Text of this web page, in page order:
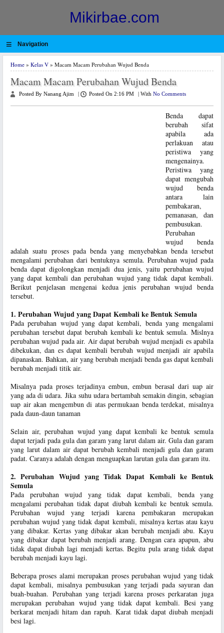
Mikirbae.com
≡ Navigation
Home » Kelas V » Macam Macam Perubahan Wujud Benda
Macam Macam Perubahan Wujud Benda
Posted By Nanang Ajim Posted On 2:16 PM With No Comments
Benda dapat
berubah sifat
apabila ada
perlakuan atau
peristiwa yang
mengenainya.
Peristiwa yang
dapat mengubah
wujud benda
antara lain
pembakaran,
pemanasan, dan
pembusukan.
Perubahan
wujud benda
adalah suatu proses pada benda yang menyebabkan benda tersebut
mengalami perubahan dari bentuknya semula. Perubahan wujud pada
benda dapat digolongkan menjadi dua jenis, yaitu perubahan wujud
yang dapat kembali dan perubahan wujud yang tidak dapat kembali.
Berikut penjelasan mengenai kedua jenis perubahan wujud benda
tersebut.
1. Perubahan Wujud yang Dapat Kembali ke Bentuk Semula
Pada perubahan wujud yang dapat kembali, benda yang mengalami
perubahan tersebut dapat berubah kembali ke bentuk semula. Mislnya
perubahan wujud pada air. Air dapat berubah wujud menjadi es apabila
dibekukan, dan es dapat kembali berubah wujud menjadi air apabila
dipanaskan. Bahkan, air yang berubah menjadi benda gas dapat kembali
berubah menjadi titik air.
Misalnya pada proses terjadinya embun, embun berasal dari uap air
yang ada di udara. Jika suhu udara bertambah semakin dingin, sebagian
uap air akan mengembun di atas permukaan benda terdekat, misalnya
pada daun-daun tanaman
Selain air, perubahan wujud yang dapat kembali ke bentuk semula
dapat terjadi pada gula dan garam yang larut dalam air. Gula dan garam
yang larut dalam air dapat berubah kembali menjadi gula dan garam
padat. Caranya adalah dengan menguapkan larutan gula dan garam itu.
2. Perubahan Wujud yang Tidak Dapat Kembali ke Bentuk
Semula
Pada perubahan wujud yang tidak dapat kembali, benda yang
mengalami perubahan tidak dapat diubah kembali ke bentuk semula.
Perubahan wujud yang terjadi karena pembakaran merupakan
perubahan wujud yang tidak dapat kembali, misalnya kertas atau kayu
yang dibakar. Kertas yang dibakar akan berubah menjadi abu. Kayu
yang dibakar dapat berubah menjadi arang. Dengan cara apapun, abu
tidak dapat diubah lagi menjadi kertas. Begitu pula arang tidak dapat
berubah menjadi kayu lagi.
Beberapa proses alami merupakan proses perubahan wujud yang tidak
dapat kembali, misalnya pembusukan yang terjadi pada sayuran dan
buah-buahan. Perubahan yang terjadi karena proses perkaratan juga
merupakan perubahan wujud yang tidak dapat kembali. Besi yang
berkarat menjadi hitam dan rapuh. Karat tidak dapat diubah menjadi
besi lagi.